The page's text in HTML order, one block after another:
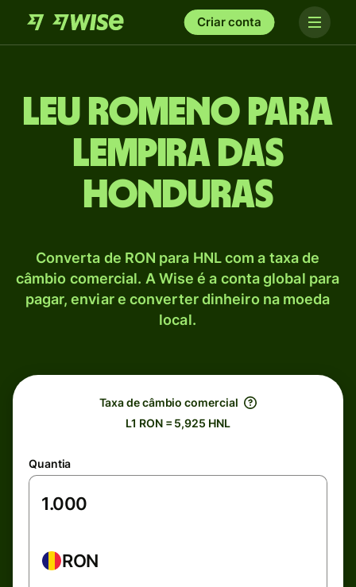
Criar conta
Leu romeno para
Lempira das
Honduras
Converta de RON para HNL com a taxa de
câmbio comercial. A Wise é a conta global para
pagar, enviar e converter dinheiro na moeda
local.
Taxa de câmbio comercial
L1 RON = 5,925 HNL
Quantia
RON